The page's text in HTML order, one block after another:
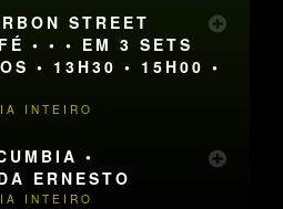
STREET
• • • EM 3 SETS
• 13H30 • 15H00 •
INTEIRO
•
ERNESTO
INTEIRO